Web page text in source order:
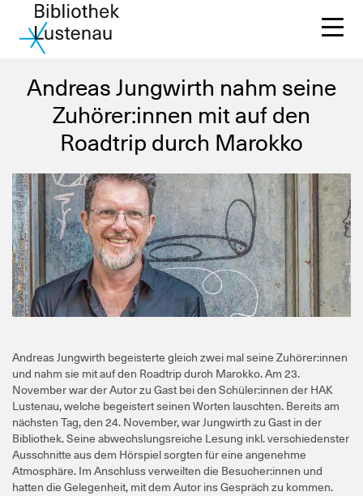
Andreas Jungwirth nahm seine
Zuhörer:innen mit auf den
Roadtrip durch Marokko
Andreas Jungwirth begeisterte gleich zwei mal seine Zuhörer:innen
und nahm sie mit auf den Roadtrip durch Marokko. Am 23.
November war der Autor zu Gast bei den Schüler:innen der HAK
Lustenau, welche begeistert seinen Worten lauschten. Bereits am
nächsten Tag, den 24. November, war Jungwirth zu Gast in der
Bibliothek. Seine abwechslungsreiche Lesung inkl. verschiedenster
Ausschnitte aus dem Hörspiel sorgten für eine angenehme
Atmosphäre. Im Anschluss verweilten die Besucher:innen und
hatten die Gelegenheit, mit dem Autor ins Gespräch zu kommen.